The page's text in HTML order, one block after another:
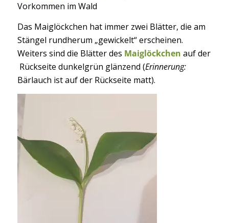
Vorkommen im Wald
Das Maiglöckchen hat immer zwei Blätter, die am
Stängel rundherum „gewickelt“ erscheinen.
Weiters sind die Blätter des Maiglöckchen auf der
Rückseite dunkelgrün glänzend (Erinnerung:
Bärlauch ist auf der Rückseite matt).